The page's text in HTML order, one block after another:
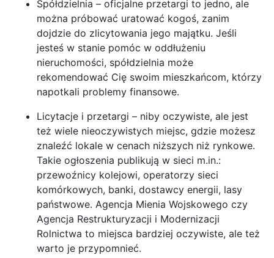
Spółdzielnia – oficjalne przetargi to jedno, ale
można próbować uratować kogoś, zanim
dojdzie do zlicytowania jego majątku. Jeśli
jesteś w stanie pomóc w oddłużeniu
nieruchomości, spółdzielnia może
rekomendować Cię swoim mieszkańcom, którzy
napotkali problemy finansowe.
Licytacje i przetargi – niby oczywiste, ale jest
też wiele nieoczywistych miejsc, gdzie możesz
znaleźć lokale w cenach niższych niż rynkowe.
Takie ogłoszenia publikują w sieci m.in.:
przewoźnicy kolejowi, operatorzy sieci
komórkowych, banki, dostawcy energii, lasy
państwowe. Agencja Mienia Wojskowego czy
Agencja Restrukturyzacji i Modernizacji
Rolnictwa to miejsca bardziej oczywiste, ale też
warto je przypomnieć.